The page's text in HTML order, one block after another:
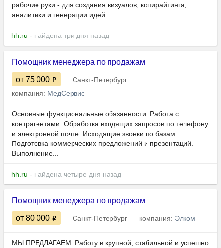
рабочие руки - для создания визуалов, копирайтинга,
аналитики и генерации идей....
hh.ru - найдена три дня назад
Помощник менеджера по продажам
от 75 000
Санкт-Петербург
компания: МедСервис
Основные функциональные обязанности: Работа с
контрагентами: Обработка входящих запросов по телефону
и электронной почте. Исходящие звонки по базам.
Подготовка коммерческих предложений и презентаций.
Выполнение...
hh.ru - найдена четыре дня назад
Помощник менеджера по продажам
от 80 000 Санкт-Петербург компания: Элком
МЫ ПРЕДЛАГАЕМ: Работу в крупной, стабильной и успешно